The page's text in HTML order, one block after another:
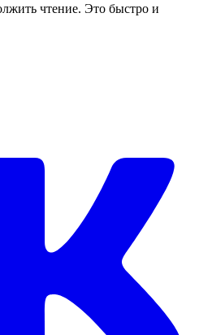
чтение. Это быстро и